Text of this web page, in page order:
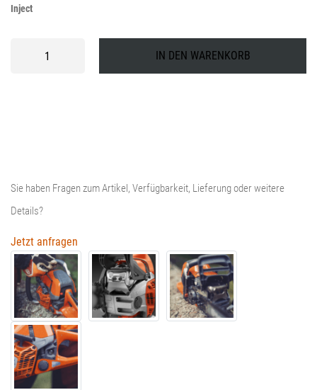
Inject
564XP®/G
IN DEN WARENKORB
Sie haben Fragen zum Artikel, Verfügbarkeit, Lieferung oder weitere
Details?
Jetzt anfragen